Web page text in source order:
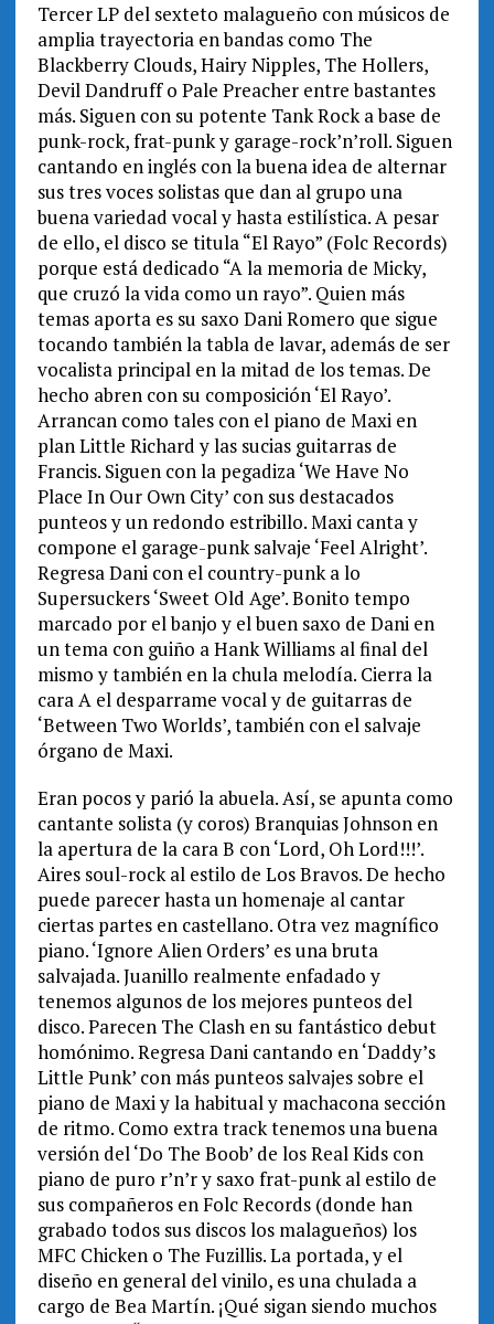
Tercer LP del sexteto malagueño con músicos de
amplia trayectoria en bandas como The
Blackberry Clouds, Hairy Nipples, The Hollers,
Devil Dandruff o Pale Preacher entre bastantes
más. Siguen con su potente Tank Rock a base de
punk-rock, frat-punk y garage-rock’n’roll. Siguen
cantando en inglés con la buena idea de alternar
sus tres voces solistas que dan al grupo una
buena variedad vocal y hasta estilística. A pesar
de ello, el disco se titula “El Rayo” (Folc Records)
porque está dedicado “A la memoria de Micky,
que cruzó la vida como un rayo”. Quien más
temas aporta es su saxo Dani Romero que sigue
tocando también la tabla de lavar, además de ser
vocalista principal en la mitad de los temas. De
hecho abren con su composición ‘El Rayo’.
Arrancan como tales con el piano de Maxi en
plan Little Richard y las sucias guitarras de
Francis. Siguen con la pegadiza ‘We Have No
Place In Our Own City’ con sus destacados
punteos y un redondo estribillo. Maxi canta y
compone el garage-punk salvaje ‘Feel Alright’.
Regresa Dani con el country-punk a lo
Supersuckers ‘Sweet Old Age’. Bonito tempo
marcado por el banjo y el buen saxo de Dani en
un tema con guiño a Hank Williams al final del
mismo y también en la chula melodía. Cierra la
cara A el desparrame vocal y de guitarras de
‘Between Two Worlds’, también con el salvaje
órgano de Maxi.
Eran pocos y parió la abuela. Así, se apunta como
cantante solista (y coros) Branquias Johnson en
la apertura de la cara B con ‘Lord, Oh Lord!!!’.
Aires soul-rock al estilo de Los Bravos. De hecho
puede parecer hasta un homenaje al cantar
ciertas partes en castellano. Otra vez magnífico
piano. ‘Ignore Alien Orders’ es una bruta
salvajada. Juanillo realmente enfadado y
tenemos algunos de los mejores punteos del
disco. Parecen The Clash en su fantástico debut
homónimo. Regresa Dani cantando en ‘Daddy’s
Little Punk’ con más punteos salvajes sobre el
piano de Maxi y la habitual y machacona sección
de ritmo. Como extra track tenemos una buena
versión del ‘Do The Boob’ de los Real Kids con
piano de puro r’n’r y saxo frat-punk al estilo de
sus compañeros en Folc Records (donde han
grabado todos sus discos los malagueños) los
MFC Chicken o The Fuzillis. La portada, y el
diseño en general del vinilo, es una chulada a
cargo de Bea Martín. ¡Qué sigan siendo muchos